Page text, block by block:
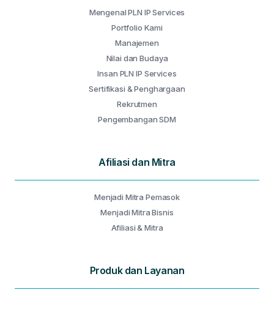
Mengenal PLN IP Services
Portfolio Kami
Manajemen
Nilai dan Budaya
Insan PLN IP Services
Sertifikasi & Penghargaan
Rekrutmen
Pengembangan SDM
Afiliasi dan Mitra
Menjadi Mitra Pemasok
Menjadi Mitra Bisnis
Afiliasi & Mitra
Produk dan Layanan